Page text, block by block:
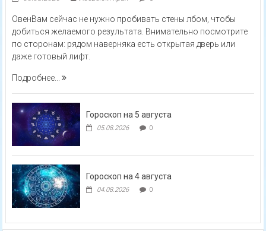
ОвенВам сейчас не нужно пробивать стены лбом, чтобы
добиться желаемого результата. Внимательно посмотрите
по сторонам: рядом наверняка есть открытая дверь или
даже готовый лифт.
Подробнее...
Гороскоп на 5 августа
05.08.2026 0
Гороскоп на 4 августа
04.08.2026 0